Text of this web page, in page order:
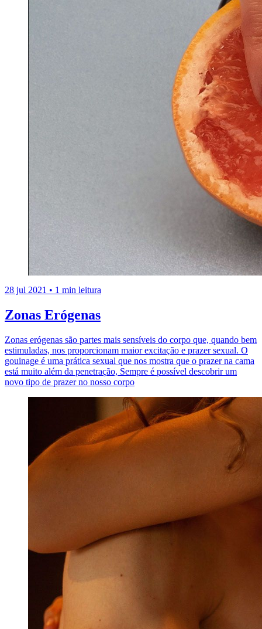
28 jul 2021 • 1 min leitura
Zonas Erógenas
Zonas erógenas são partes mais sensíveis do corpo que, quando bem
estimuladas, nos proporcionam maior excitação e prazer sexual. O
gouinage é uma prática sexual que nos mostra que o prazer na cama
está muito além da penetração, Sempre é possível descobrir um
novo tipo de prazer no nosso corpo